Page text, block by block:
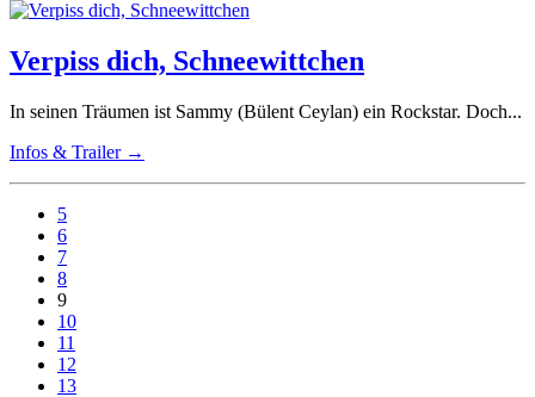
Verpiss dich, Schneewittchen
In seinen Träumen ist Sammy (Bülent Ceylan) ein Rockstar. Doch...
Infos & Trailer →
5
6
7
8
9
10
11
12
13